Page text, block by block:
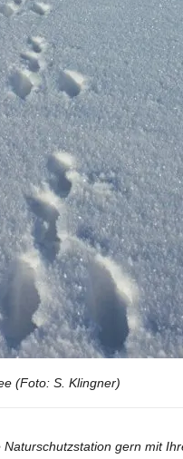
(Foto: S. Klingner)
gern mit